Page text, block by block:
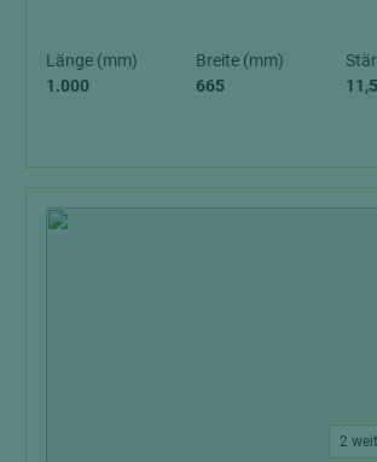
Länge (mm)
1.000
Breite (mm)
665
11,5
2